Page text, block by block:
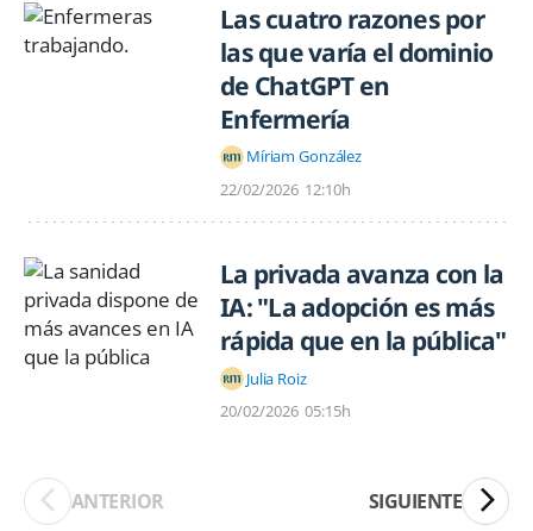
Las cuatro razones por
las que varía el dominio
de ChatGPT en
Enfermería
Míriam González
22/02/2026 12:10h
La privada avanza con la
IA: "La adopción es más
rápida que en la pública"
Julia Roiz
20/02/2026 05:15h
ANTERIOR SIGUIENTE